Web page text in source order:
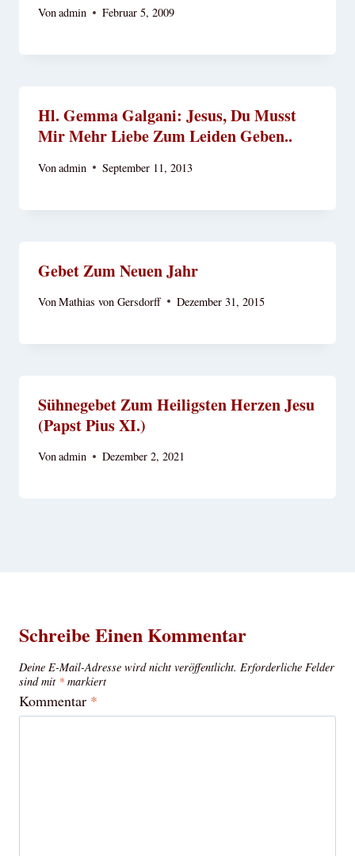
Vonadmin Februar 5, 2009
Hl. Gemma Galgani: Jesus, Du Musst
Mir Mehr Liebe Zum Leiden Geben..
Vonadmin September 11, 2013
Gebet Zum Neuen Jahr
VonMathias von Gersdorff Dezember 31, 2015
Sühnegebet Zum Heiligsten Herzen Jesu
(Papst Pius XI.)
Vonadmin Dezember 2, 2021
Schreibe Einen Kommentar
Deine E-Mail-Adresse wird nicht veröffentlicht. Erforderliche Felder
sind mit * markiert
Kommentar *